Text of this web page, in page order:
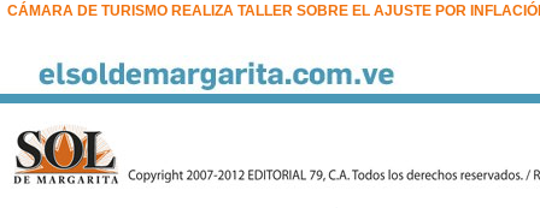
CÁMARA DE TURISMO REALIZA TALLER SOBRE EL AJUSTE POR